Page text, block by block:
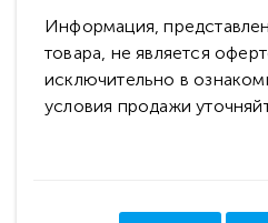
Информация,
товара, не является
исключительно в
условия продажи